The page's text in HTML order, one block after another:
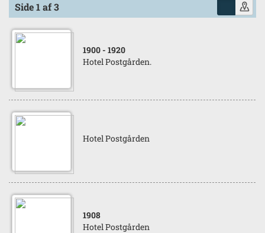
Side 1 af 3
1900 - 1920
Hotel Postgården.
Hotel Postgården
1908
Hotel Postgården